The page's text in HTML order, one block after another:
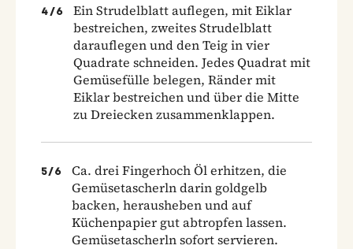
4 /6
Ein Strudelblatt auflegen, mit Eiklar
bestreichen, zweites Strudelblatt
darauflegen und den Teig in vier
Quadrate schneiden. Jedes Quadrat mit
Gemüsefülle belegen, Ränder mit
Eiklar bestreichen und über die Mitte
zu Dreiecken zusammenklappen.
5/6
Ca. drei Fingerhoch Öl erhitzen, die
Gemüsetascherln darin goldgelb
backen, herausheben und auf
Küchenpapier gut abtropfen lassen.
Gemüsetascherln sofort servieren.